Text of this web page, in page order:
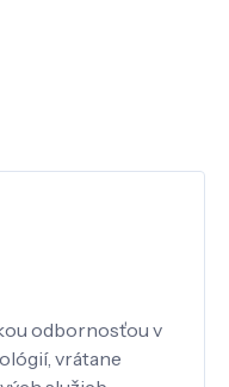
odbornosťou v
vrátane